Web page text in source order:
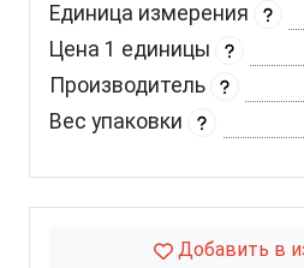
Единица измерения
Цена 1 единицы
Производитель
Вес упаковки
Добавить в